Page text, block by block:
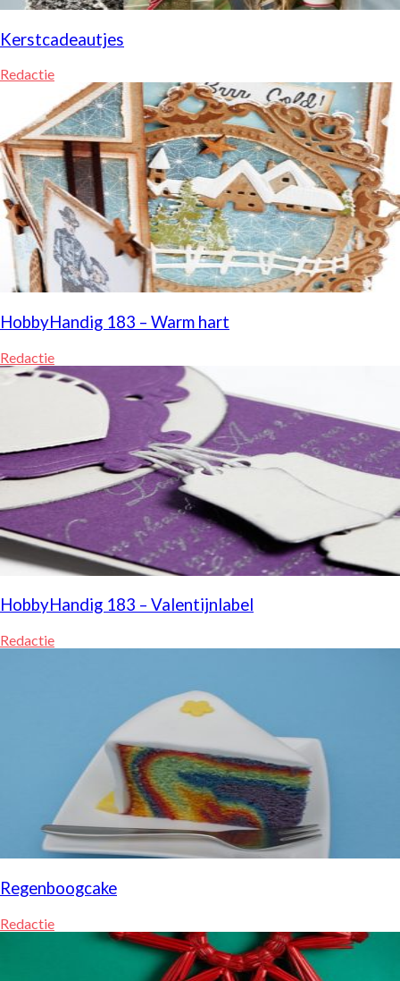
Kerstcadeautjes
Redactie
HobbyHandig 183 – Warm hart
Redactie
HobbyHandig 183 – Valentijnlabel
Redactie
Regenboogcake
Redactie